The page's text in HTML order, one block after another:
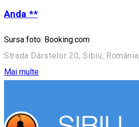
Anda **
Sursa foto: Booking.com
Strada Dârstelor 20, Sibiu, România
Mai multe